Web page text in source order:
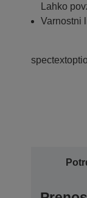
Lahko
Varnostni